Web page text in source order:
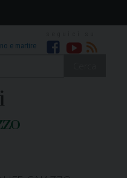
e martire Facebook
Youtube
RSS